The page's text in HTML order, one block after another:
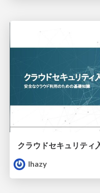
lhazy